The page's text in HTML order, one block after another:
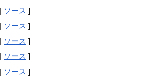
| ソース ]
| ソース ]
| ソース ]
| ソース ]
| ソース ]